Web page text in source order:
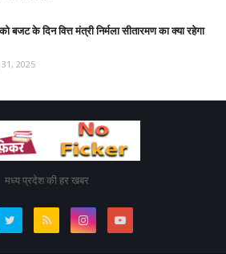
बजट के दिन वित्त मंत्री निर्मला सीतारमण का क्या रहेगा
2025
मध्य प्रदेश की हर खबर